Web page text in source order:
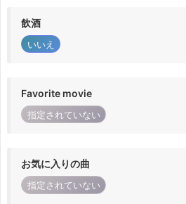
飲酒
いいえ
Favorite movie
指定されていない
お気に入りの曲
指定されていない